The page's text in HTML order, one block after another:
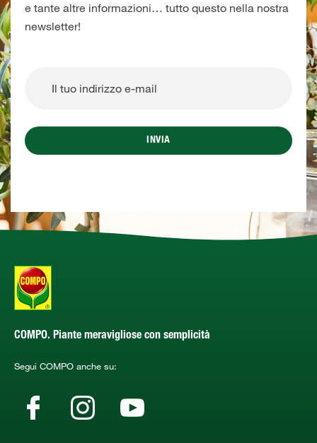
e tante altre informazioni… tutto questo nella nostra
newsletter!
INVIA
COMPO. Piante meravigliose con semplicità
Segui COMPO anche su: